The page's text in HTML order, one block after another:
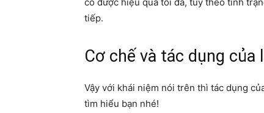
tiếp.
Cơ chế và tác dụng của
Vậy với khái niệm nói trên thì tác dụng
tìm hiểu bạn nhé!